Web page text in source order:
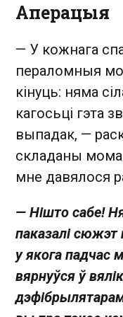
Аперацыя
— У кожнага
пераломныя
кінуць: няма
кагосьці гэта
выпадак, —
складаны
мне давялося
— Нішто сабе!
паказалі сюжэт
у якога падчас
вярнуўся ў
дэфібрылятарам